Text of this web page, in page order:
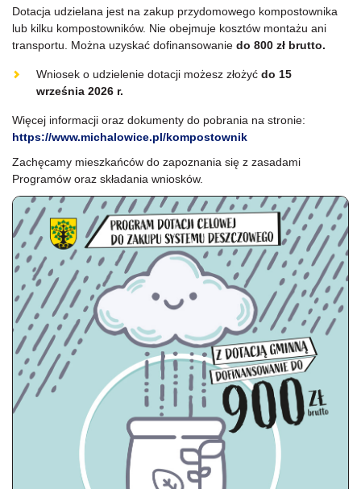
Dotacja udzielana jest na zakup przydomowego kompostownika
lub kilku kompostowników. Nie obejmuje kosztów montażu ani
transportu. Można uzyskać dofinansowanie do 800 zł brutto.
Wniosek o udzielenie dotacji możesz złożyć do 15
września 2026 r.
Więcej informacji oraz dokumenty do pobrania na stronie:
https://www.michalowice.pl/kompostownik
Zachęcamy mieszkańców do zapoznania się z zasadami
Programów oraz składania wniosków.